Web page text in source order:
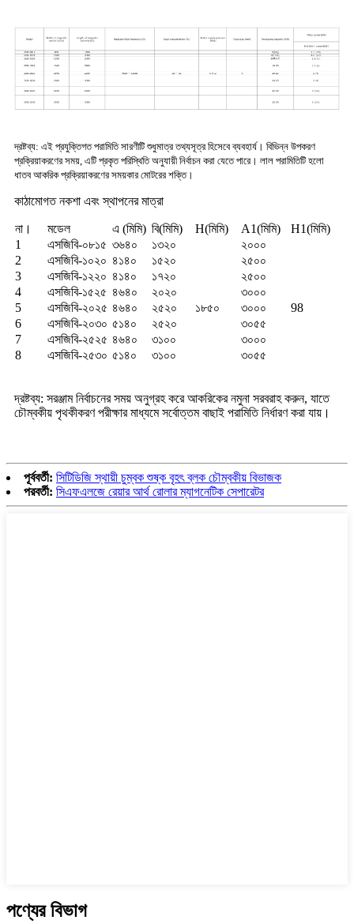
দ্রষ্টব্য: এই প্রযুক্তিগত পরামিতি সারণীটি শুধুমাত্র তথ্যসূত্র হিসেবে ব্যবহার্য। বিভিন্ন উপকরণ
প্রক্রিয়াকরণের সময়, এটি প্রকৃত পরিস্থিতি অনুযায়ী নির্বাচন করা যেতে পারে। লাল পরামিতিটি হলো
ধাতব আকরিক প্রক্রিয়াকরণের সময়কার মোটরের শক্তি।
কাঠামোগত নকশা এবং স্থাপনের মাত্রা
না। মডেল এ (মিমি) বি(মিমি) H(মিমি) A1(মিমি)
H1(মিমি)
1
এসজিবি-০৮১৫ ৩৬৪০ ১৩২০
২০০০
2
এসজিবি-১০২০ ৪১৪০ ১৫২০
২৫০০
3
এসজিবি-১২২০ ৪১৪০ ১৭২০
২৫০০
4
এসজিবি-১৫২৫ ৪৬৪০ ২০২০
৩০০০
5
এসজিবি-২০২৫ ৪৬৪০ ২৫২০ ১৮৫০ ৩০০০
98
6
এসজিবি-২০৩০ ৫১৪০ ২৫২০
৩০৫৫
7
এসজিবি-২৫২৫ ৪৬৪০ ৩১০০
৩০০০
8
এসজিবি-২৫৩০ ৫১৪০ ৩১০০ ৩০৫৫
দ্রষ্টব্য: সরঞ্জাম নির্বাচনের সময় অনুগ্রহ করে আকরিকের নমুনা সরবরাহ করুন, যাতে
চৌম্বকীয় পৃথকীকরণ পরীক্ষার মাধ্যমে সর্বোত্তম বাছাই পরামিতি নির্ধারণ করা যায়।
পূর্ববর্তী: সিটিডিজি স্থায়ী চুম্বক শুষ্ক বৃহৎ ব্লক চৌম্বকীয় বিভাজক
পরবর্তী: সিএফএলজে রেয়ার আর্থ রোলার ম্যাগনেটিক সেপারেটর
পণ্যের বিভাগ